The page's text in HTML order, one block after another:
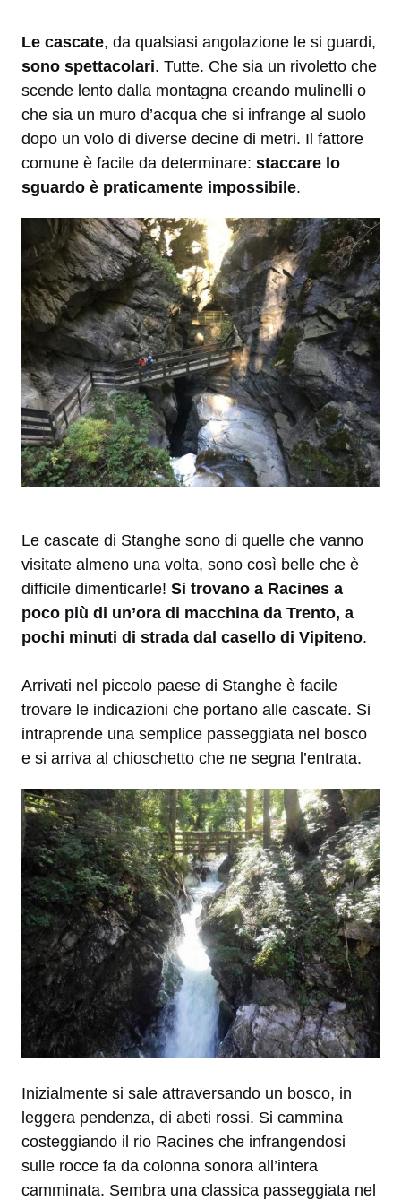
Le cascate, da qualsiasi angolazione le si guardi,
sono spettacolari. Tutte. Che sia un rivoletto che
scende lento dalla montagna creando mulinelli o
che sia un muro d’acqua che si infrange al suolo
dopo un volo di diverse decine di metri. Il fattore
comune è facile da determinare: staccare lo
sguardo è praticamente impossibile.
Le cascate di Stanghe sono di quelle che vanno
visitate almeno una volta, sono così belle che è
difficile dimenticarle! Si trovano a Racines a
poco più di un’ora di macchina da Trento, a
pochi minuti di strada dal casello di Vipiteno.
Arrivati nel piccolo paese di Stanghe è facile
trovare le indicazioni che portano alle cascate. Si
intraprende una semplice passeggiata nel bosco
e si arriva al chioschetto che ne segna l’entrata.
Inizialmente si sale attraversando un bosco, in
leggera pendenza, di abeti rossi. Si cammina
costeggiando il rio Racines che infrangendosi
sulle rocce fa da colonna sonora all’intera
camminata. Sembra una classica passeggiata nel